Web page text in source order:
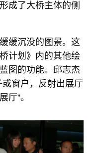
成了大桥主体的侧
缓沉没的图景。这
计划》内的其他绘
图的功能。邱志杰
窗户，反射出展厅
厅”。